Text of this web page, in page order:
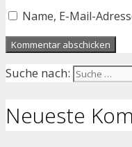
Name, E-Mail-
Suche nach:
Neueste